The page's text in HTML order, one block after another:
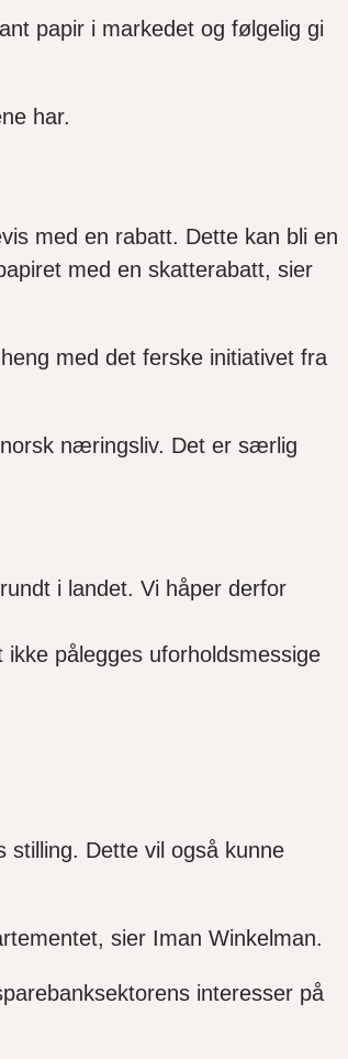
papir i markedet og følgelig gi
har.
med en rabatt. Dette kan bli en
med en skatterabatt, sier
med det ferske initiativet fra
næringsliv. Det er særlig
i landet. Vi håper derfor
pålegges uforholdsmessige
stilling. Dette vil også kunne
sier Iman Winkelman.
interesser på